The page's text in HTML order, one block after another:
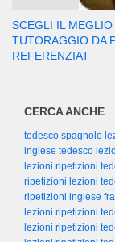
SCEGLI IL
TUTORAGGIO DA
REFERENZIAT
CERCA ANCHE
tedesco spagnolo
inglese tedesco
lezioni ripetizioni
ripetizioni lezioni
ripetizioni inglese
lezioni ripetizioni
lezioni ripetizioni